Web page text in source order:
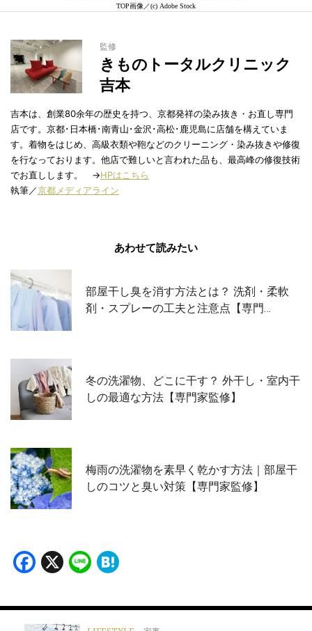
TOP画像／(c) Adobe Stock
監修
きものトータルクリニック
吉本
吉本は、創業80余年の歴史を持つ、京都発祥の染み抜き・お直し専門
店です。京都･日本橋･南青山･金沢･高松･鹿児島に店舗を構えていま
す。着物をはじめ、高級衣類や鞄などのクリーニング・染み抜きや修復
を行なっております。他店で難しいと言われた品も、最高峰の修復技術
でお直しします。 →HPはこちら
執筆／京都メディアライン
あわせて読みたい
部屋干し臭を消す方法とは？ 洗剤・柔軟
剤・スプレーの工夫と注意点【専門…
冬の洗濯物、どこに干す？ 外干し・室内干
しの最適な方法【専門家監修】
梅雨の洗濯物を素早く乾かす方法｜部屋干
しのコツと臭い対策【専門家監修】
Facebook
X Line